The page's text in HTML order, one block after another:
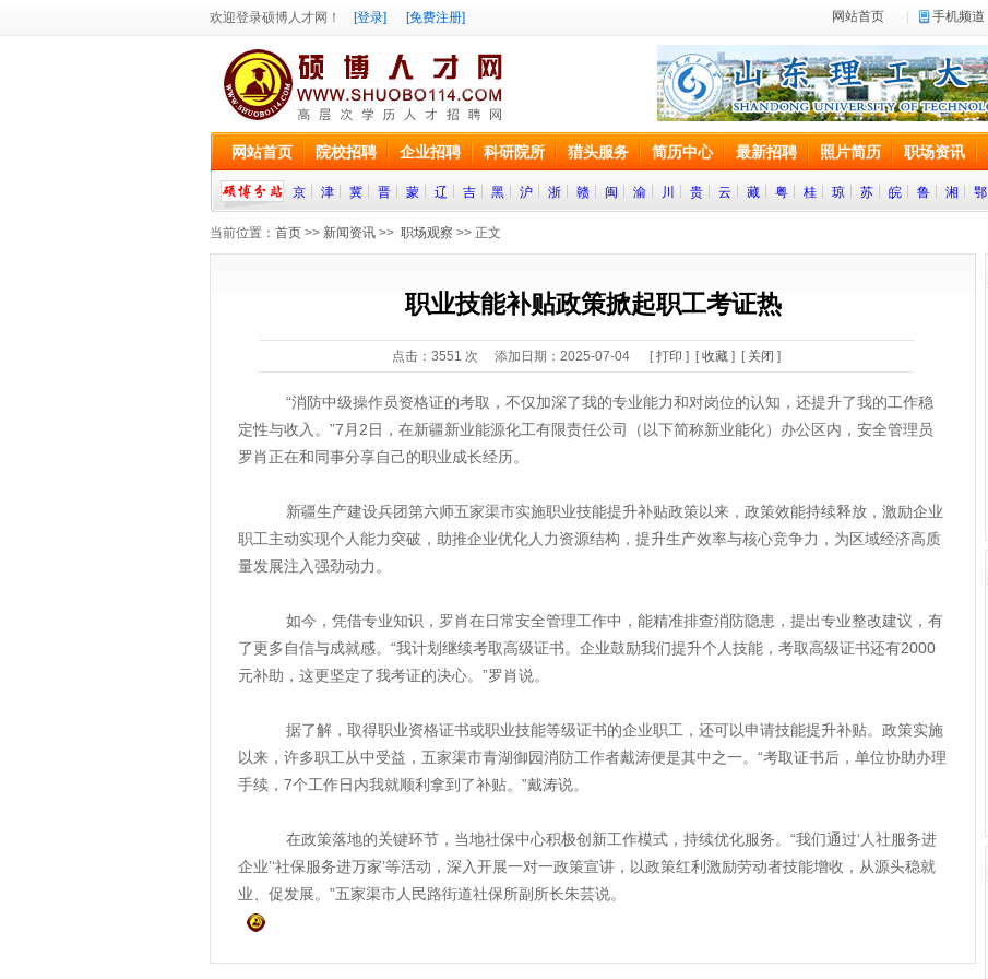
欢迎登录硕博人才网！ [登录] [免费注册] 手机频道
网站首页
网站首页 院校招聘 企业招聘 科研院所 猎头服务 简历中心 最新招聘 照片简历 职场资讯
京 津 冀 晋 蒙 辽 吉 黑 沪 浙 赣 闽 渝 川 贵 云 藏 粤 桂 琼 苏 皖 鲁 湘 鄂
当前位置： 首页 >> 新闻资讯 >> 职场观察 >> 正文
职业技能补贴政策掀起职工考证热
点击： 3551 次 添加日期：2025-07-04 [打印 ] [收藏 ] [ 关闭 ]
“消防中级操作员资格证的考取，不仅加深了我的专业能力和对岗位的认知，还提升了我的工作稳
定性与收入。”7月2日，在新疆新业能源化工有限责任公司（以下简称新业能化）办公区内，安全管理员
罗肖正在和同事分享自己的职业成长经历。
新疆生产建设兵团第六师五家渠市实施职业技能提升补贴政策以来，政策效能持续释放，激励企业
职工主动实现个人能力突破，助推企业优化人力资源结构，提升生产效率与核心竞争力，为区域经济高质
量发展注入强劲动力。
如今，凭借专业知识，罗肖在日常安全管理工作中，能精准排查消防隐患，提出专业整改建议，有
了更多自信与成就感。“我计划继续考取高级证书。企业鼓励我们提升个人技能，考取高级证书还有2000
元补助，这更坚定了我考证的决心。”罗肖说。
据了解，取得职业资格证书或职业技能等级证书的企业职工，还可以申请技能提升补贴。政策实施
以来，许多职工从中受益，五家渠市青湖御园消防工作者戴涛便是其中之一。“考取证书后，单位协助办理
手续，7个工作日内我就顺利拿到了补贴。”戴涛说。
在政策落地的关键环节，当地社保中心积极创新工作模式，持续优化服务。“我们通过‘人社服务进
企业’‘社保服务进万家’等活动，深入开展一对一政策宣讲，以政策红利激励劳动者技能增收，从源头稳就
业、促发展。”五家渠市人民路街道社保所副所长朱芸说。